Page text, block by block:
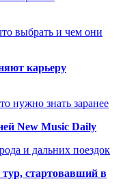
выбрать и чем они
карьеру
нужно знать заранее
New Music Daily
и дальних поездок
стартовавший в